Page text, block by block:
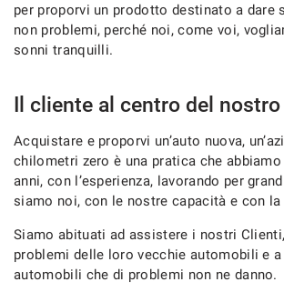
per proporvi un prodotto destinato a dare
non problemi, perché noi, come voi,
sonni tranquilli.
Il cliente al centro del
Acquistare e proporvi un’auto nuova,
chilometri zero è una pratica che
anni, con l’esperienza, lavorando per
siamo noi, con le nostre capacità e con
Siamo abituati ad assistere i nostri
problemi delle loro vecchie automobili e a
automobili che di problemi non ne danno.